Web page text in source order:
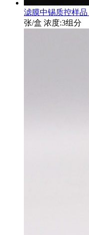
滤膜中锡质控样品
张/盒 浓度:3组分